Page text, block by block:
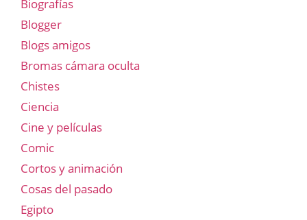
Biografías
Blogger
Blogs amigos
Bromas cámara oculta
Chistes
Ciencia
Cine y películas
Comic
Cortos y animación
Cosas del pasado
Egipto